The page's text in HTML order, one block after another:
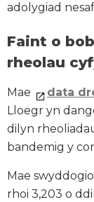
adolygiad
Faint o
rheolau
Mae data
Lloegr yn
dilyn
bandemig y
Mae
rhoi 3,203 o